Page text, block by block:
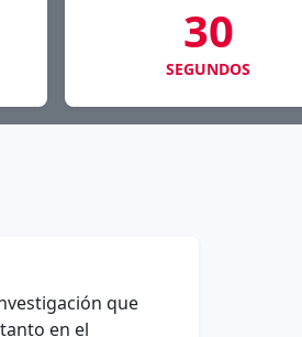
26
SEGUNDOS
que
en el